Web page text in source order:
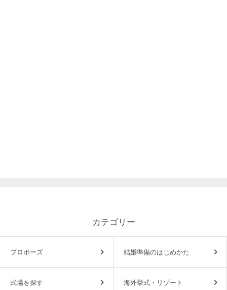
カテゴリー
プロポーズ 結婚準備のはじめかた
式場を探す 海外挙式・リゾート